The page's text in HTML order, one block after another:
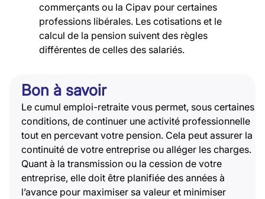
commerçants ou la Cipav pour certaines
professions libérales. Les cotisations et le
calcul de la pension suivent des règles
différentes de celles des salariés.
Bon à savoir
Le cumul emploi-retraite vous permet, sous certaines
conditions, de continuer une activité professionnelle
tout en percevant votre pension. Cela peut assurer la
continuité de votre entreprise ou alléger les charges.
Quant à la transmission ou la cession de votre
entreprise, elle doit être planifiée des années à
l’avance pour maximiser sa valeur et minimiser